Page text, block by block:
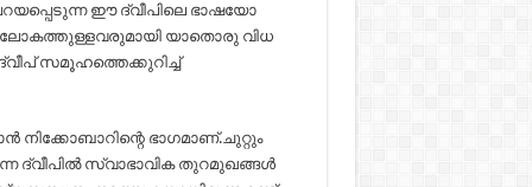
ഈ ദ്വീപിലെ ഭാഷയോ
യാതൊരു വിധ
സമൂഹത്തെക്കുറിച്ച്
നിക്കോബാറിന്റെ ഭാഗമാണ്.ചുറ്റും
ദ്വീപില്‍ സ്വാഭാവിക തുറമുഖങ്ങള്‍